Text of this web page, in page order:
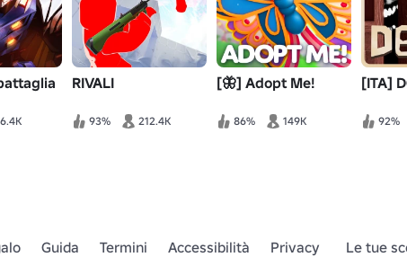
RIVALI
93% 212.4K
[🦋] Adopt Me!
86% 149K
[ITA]
92%
Guida Termini Accessibilità Privacy Le tue